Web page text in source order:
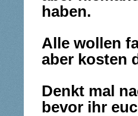
haben.
Alle wollen
aber kosten
Denkt mal
bevor ihr